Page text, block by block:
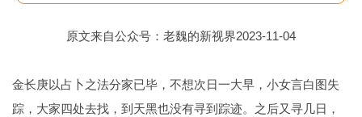
原文来自公众号：老魏的新视界2023-11-04
金长庚以占卜之法分家已毕，不想次日一大早，小女言白图失
踪，大家四处去找，到天黑也没有寻到踪迹。之后又寻几日，